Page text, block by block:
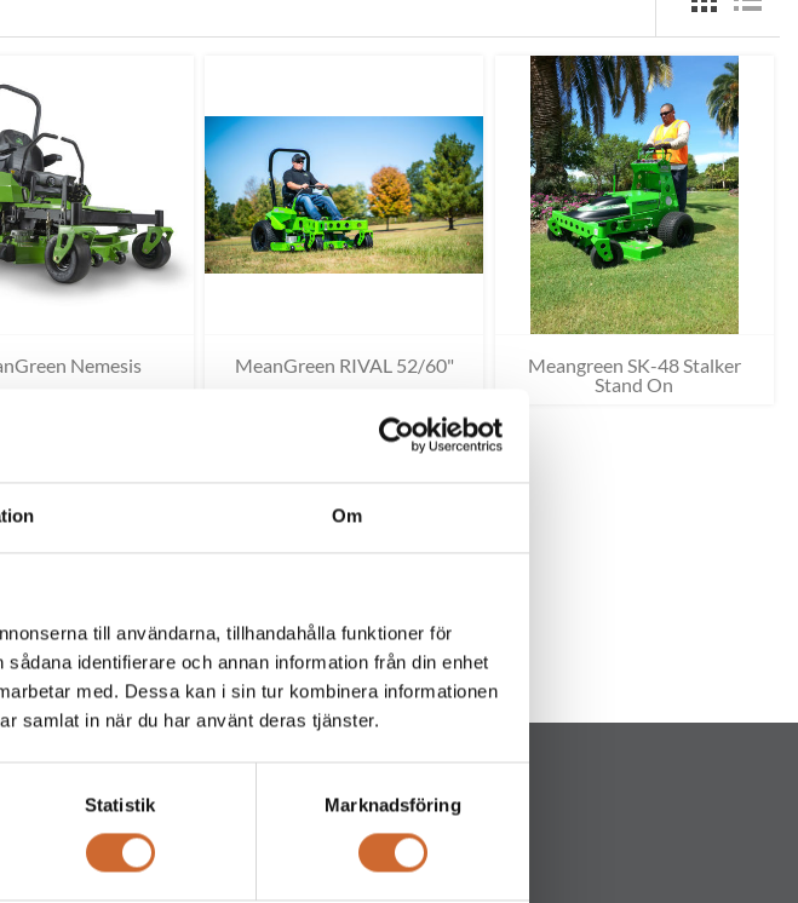
Om
till användarna, tillhandahålla funktioner för
identifierare och annan information från din enhet
med. Dessa kan i sin tur kombinera informationen
samlat in när du har använt deras tjänster.
Statistik Marknadsföring
Nemesis MeanGreen RIVAL 52/60"
Meangreen SK-48 Stalker
Stand On